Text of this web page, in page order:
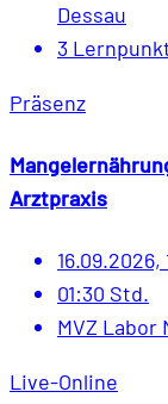
Dessau
3
Präsenz
Arztpraxis
01:30 Std.
MVZ Labor
Live-Online